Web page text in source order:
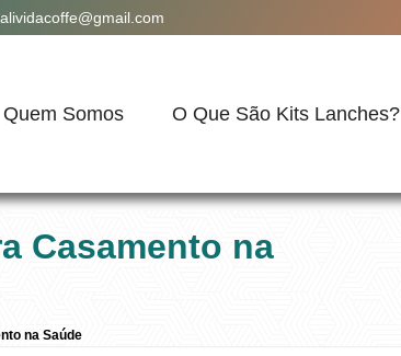
Quem Somos O Que São Kits Lanches?
Casamento na
na Saúde